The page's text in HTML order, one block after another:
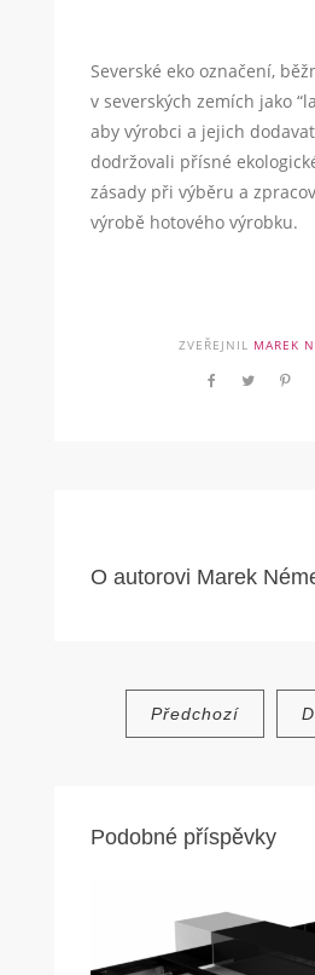
Severské eko označení,
v severských zemích jako
aby výrobci a jejich
dodržovali přísné
zásady při výběru a
výrobě hotového výrobku.
ZVEŘEJNIL MAREK
O autorovi Marek
NavigacePředchozí
Podobné příspěvky